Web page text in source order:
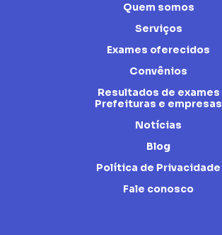
Quem somos
Serviços
Exames oferecidos
Convênios
Resultados de exames
Prefeituras e empresas
Notícias
Blog
Política de Privacidade
Fale conosco